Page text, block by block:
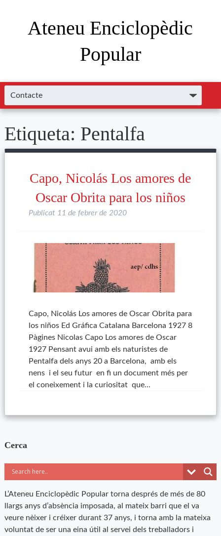
Ateneu Enciclopèdic
Popular
Etiqueta: Pentalfa
Capo, Nicolás Los amores de
Oscar Obrita para los niños
Publicat 11 de febrer de 2020
Capo, Nicolás Los amores de Oscar Obrita para
los niños Ed Gráfica Catalana Barcelona 1927 8
Pàgines Nicolas Capo Los amores de Oscar
1927 Pensant avui amb els naturistes de
Pentalfa dels anys 20 a Barcelona, amb els
nens i el seu futur en fi un document més per
el coneixement i la curiositat que…
Cerca
L’Ateneu Enciclopèdic Popular torna després de més de 80
llargs anys d’absència imposada, al mateix barri que el va
veure nèixer i créixer durant 37 anys, i torna amb la mateixa
voluntat de ser una eina útil al servei dels treballadors i